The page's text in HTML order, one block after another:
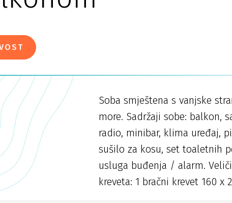
Soba smještena s vanjske
more. Sadržaji sobe: balkon,
radio, minibar, klima uređaj,
sušilo za kosu, set toaletnih
usluga buđenja / alarm.
kreveta: 1 bračni krevet 160 x